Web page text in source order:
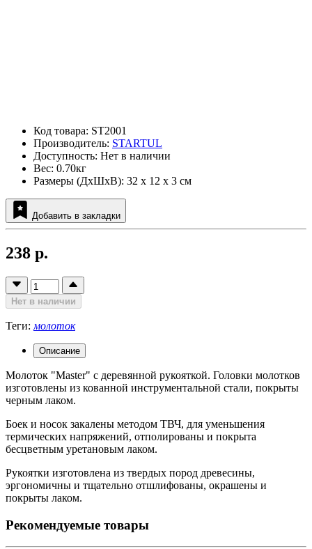
Код товара: ST2001
Производитель: STARTUL
Доступность: Нет в наличии
Вес: 0.70кг
Размеры (ДxШxВ): 32 x 12 x 3 см
Добавить в закладки
238 р.
Нет в наличии
Теги: молоток
Описание
Молоток "Master" с деревянной рукояткой. Головки молотков
изготовлены из кованной инструментальной стали, покрыты
черным лаком.
Боек и носок закалены методом ТВЧ, для уменьшения
термических напряжений, отполированы и покрыта
бесцветным уретановым лаком.
Рукоятки изготовлена из твердых пород древесины,
эргономичны и тщательно отшлифованы, окрашены и
покрыты лаком.
Рекомендуемые товары